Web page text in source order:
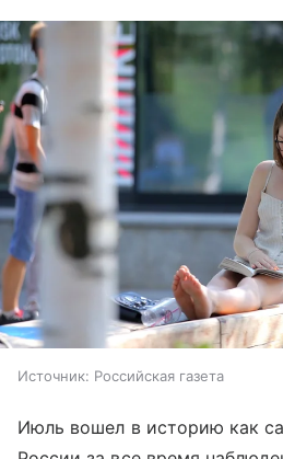
Источник: Российская газета
Июль вошел в историю как